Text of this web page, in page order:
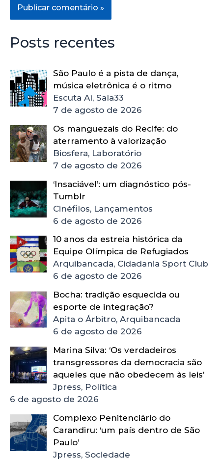
Posts recentes
São Paulo é a pista de dança,
música eletrônica é o ritmo
Escuta Aí, Sala33
7 de agosto de 2026
Os manguezais do Recife: do
aterramento à valorização
Biosfera, Laboratório
7 de agosto de 2026
‘Insaciável’: um diagnóstico pós-
Tumblr
Cinéfilos, Lançamentos
6 de agosto de 2026
10 anos da estreia histórica da
Equipe Olímpica de Refugiados
Arquibancada, Cidadania Sport Club
6 de agosto de 2026
Bocha: tradição esquecida ou
esporte de integração?
Apita o Árbitro, Arquibancada
6 de agosto de 2026
Marina Silva: ‘Os verdadeiros
transgressores da democracia são
aqueles que não obedecem às leis’
Jpress, Política
6 de agosto de 2026
Complexo Penitenciário do
Carandiru: ‘um país dentro de São
Paulo’
Jpress, Sociedade